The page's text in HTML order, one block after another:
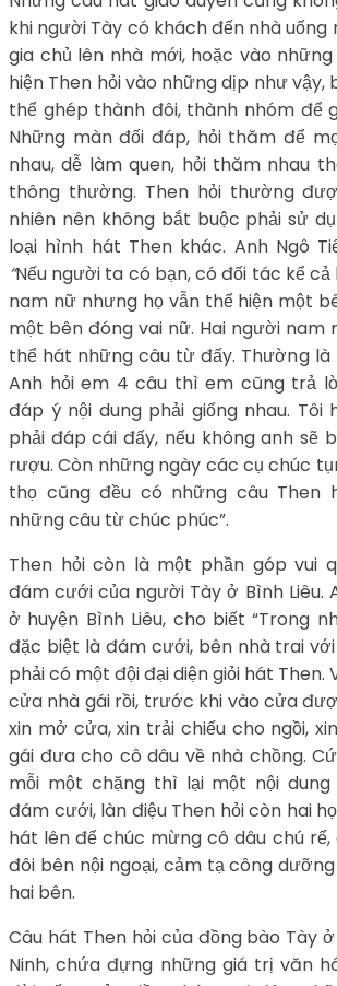
khi người Tày có khách đến nhà
gia chủ lên nhà mới, hoặc vào
hiện Then hỏi vào những dịp như vậy,
thể ghép thành đôi, thành nhóm để
Những màn đối đáp, hỏi thăm để
nhau, dễ làm quen, hỏi thăm nhau
thông thường. Then hỏi thường
nhiên nên không bắt buộc phải sử
loại hình hát Then khác. Anh Ngô
“Nếu người ta có bạn, có đối tác kể
nam nữ nhưng họ vẫn thể hiện một
một bên đóng vai nữ. Hai người nam
thể hát những câu từ đấy. Thường là
Anh hỏi em 4 câu thì em cũng trả
đáp ý nội dung phải giống nhau. Tôi
phải đáp cái đấy, nếu không anh sẽ
rượu. Còn những ngày các cụ chúc
thọ cũng đều có những câu Then
những câu từ chúc phúc”.
Then hỏi còn là một phần góp vui
đám cưới của người Tày ở Bình Liêu.
ở huyện Bình Liêu, cho biết “Trong
đặc biệt là đám cưới, bên nhà trai
phải có một đội đại diện giỏi hát Then.
cửa nhà gái rồi, trước khi vào cửa
xin mở cửa, xin trải chiếu cho ngồi,
gái đưa cho cô dâu về nhà chồng.
mỗi một chặng thì lại một nội dung
đám cưới, làn điệu Then hỏi còn hai
hát lên để chúc mừng cô dâu chú
đôi bên nội ngoại, cảm tạ công
hai bên.
Câu hát Then hỏi của đồng bào Tày ở
Ninh, chứa đựng những giá trị văn